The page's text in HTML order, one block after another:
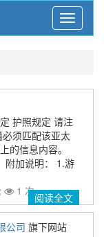
Menu
护照规定 请注
须匹配该亚太
的信息内容。
附加说明： 1.游
1 次阅读全文
公司 旗下网站